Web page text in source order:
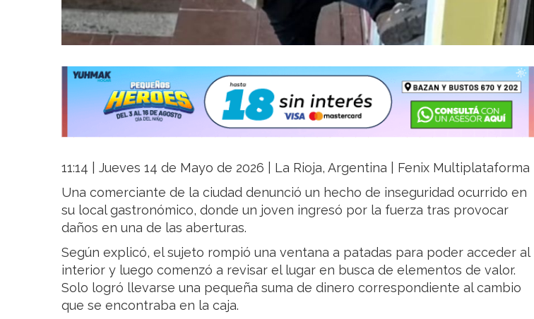
11:14 | Jueves 14 de Mayo de 2026 | La Rioja, Argentina | Fenix Multiplataforma
Una comerciante de la ciudad denunció un hecho de inseguridad ocurrido en
su local gastronómico, donde un joven ingresó por la fuerza tras provocar
daños en una de las aberturas.
Según explicó, el sujeto rompió una ventana a patadas para poder acceder al
interior y luego comenzó a revisar el lugar en busca de elementos de valor.
Solo logró llevarse una pequeña suma de dinero correspondiente al cambio
que se encontraba en la caja.